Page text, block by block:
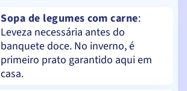
Sopa de legumes com carne:
Leveza necessária antes do
banquete doce. No inverno, é
primeiro prato garantido aqui em
casa.